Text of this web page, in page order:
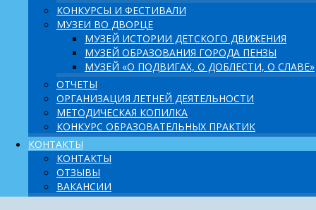
КОНКУРСЫ И ФЕСТИВАЛИ
МУЗЕИ ВО ДВОРЦЕ
МУЗЕЙ ИСТОРИИ ДЕТСКОГО ДВИЖЕНИЯ
МУЗЕЙ ОБРАЗОВАНИЯ ГОРОДА ПЕНЗЫ
МУЗЕЙ «О ПОДВИГАХ, О ДОБЛЕСТИ, О СЛАВЕ»
ОТЧЕТЫ
ОРГАНИЗАЦИЯ ЛЕТНЕЙ ДЕЯТЕЛЬНОСТИ
МЕТОДИЧЕСКАЯ КОПИЛКА
КОНКУРС ОБРАЗОВАТЕЛЬНЫХ ПРАКТИК
КОНТАКТЫ
КОНТАКТЫ
ОТЗЫВЫ
ВАКАНСИИ